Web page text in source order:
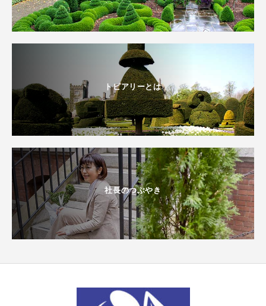
トピアリーとは
社長のつぶやき